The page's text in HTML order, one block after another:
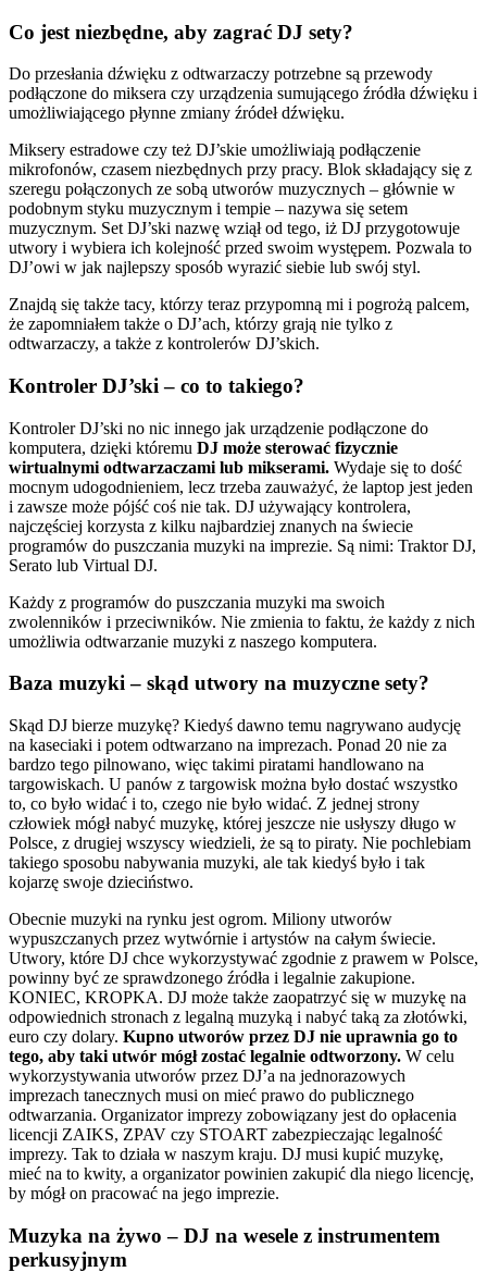
Co jest niezbędne, aby zagrać DJ sety?
Do przesłania dźwięku z odtwarzaczy potrzebne są przewody
podłączone do miksera czy urządzenia sumującego źródła dźwięku i
umożliwiającego płynne zmiany źródeł dźwięku.
Miksery estradowe czy też DJ’skie umożliwiają podłączenie
mikrofonów, czasem niezbędnych przy pracy. Blok składający się z
szeregu połączonych ze sobą utworów muzycznych – głównie w
podobnym styku muzycznym i tempie – nazywa się setem
muzycznym. Set DJ’ski nazwę wziął od tego, iż DJ przygotowuje
utwory i wybiera ich kolejność przed swoim występem. Pozwala to
DJ’owi w jak najlepszy sposób wyrazić siebie lub swój styl.
Znajdą się także tacy, którzy teraz przypomną mi i pogrożą palcem,
że zapomniałem także o DJ’ach, którzy grają nie tylko z
odtwarzaczy, a także z kontrolerów DJ’skich.
Kontroler DJ’ski – co to takiego?
Kontroler DJ’ski no nic innego jak urządzenie podłączone do
komputera, dzięki któremu DJ może sterować fizycznie
wirtualnymi odtwarzaczami lub mikserami. Wydaje się to dość
mocnym udogodnieniem, lecz trzeba zauważyć, że laptop jest jeden
i zawsze może pójść coś nie tak. DJ używający kontrolera,
najczęściej korzysta z kilku najbardziej znanych na świecie
programów do puszczania muzyki na imprezie. Są nimi: Traktor DJ,
Serato lub Virtual DJ.
Każdy z programów do puszczania muzyki ma swoich
zwolenników i przeciwników. Nie zmienia to faktu, że każdy z nich
umożliwia odtwarzanie muzyki z naszego komputera.
Baza muzyki – skąd utwory na muzyczne sety?
Skąd DJ bierze muzykę? Kiedyś dawno temu nagrywano audycję
na kaseciaki i potem odtwarzano na imprezach. Ponad 20 nie za
bardzo tego pilnowano, więc takimi piratami handlowano na
targowiskach. U panów z targowisk można było dostać wszystko
to, co było widać i to, czego nie było widać. Z jednej strony
człowiek mógł nabyć muzykę, której jeszcze nie usłyszy długo w
Polsce, z drugiej wszyscy wiedzieli, że są to piraty. Nie pochlebiam
takiego sposobu nabywania muzyki, ale tak kiedyś było i tak
kojarzę swoje dzieciństwo.
Obecnie muzyki na rynku jest ogrom. Miliony utworów
wypuszczanych przez wytwórnie i artystów na całym świecie.
Utwory, które DJ chce wykorzystywać zgodnie z prawem w Polsce,
powinny być ze sprawdzonego źródła i legalnie zakupione.
KONIEC, KROPKA. DJ może także zaopatrzyć się w muzykę na
odpowiednich stronach z legalną muzyką i nabyć taką za złotówki,
euro czy dolary. Kupno utworów przez DJ nie uprawnia go to
tego, aby taki utwór mógł zostać legalnie odtworzony. W celu
wykorzystywania utworów przez DJ’a na jednorazowych
imprezach tanecznych musi on mieć prawo do publicznego
odtwarzania. Organizator imprezy zobowiązany jest do opłacenia
licencji ZAIKS, ZPAV czy STOART zabezpieczając legalność
imprezy. Tak to działa w naszym kraju. DJ musi kupić muzykę,
mieć na to kwity, a organizator powinien zakupić dla niego licencję,
by mógł on pracować na jego imprezie.
Muzyka na żywo – DJ na wesele z instrumentem
perkusyjnym